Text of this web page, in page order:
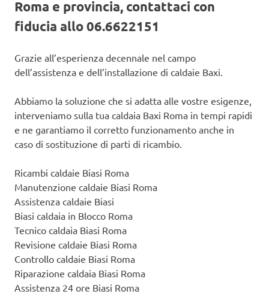
Roma e provincia, contattaci con
fiducia allo 06.6622151
Grazie all’esperienza decennale nel campo
dell’assistenza e dell’installazione di caldaie Baxi.
Abbiamo la soluzione che si adatta alle vostre esigenze,
interveniamo sulla tua caldaia Baxi Roma in tempi rapidi
e ne garantiamo il corretto funzionamento anche in
caso di sostituzione di parti di ricambio.
Ricambi caldaie Biasi Roma
Manutenzione caldaie Biasi Roma
Assistenza caldaie Biasi
Biasi caldaia in Blocco Roma
Tecnico caldaia Biasi Roma
Revisione caldaie Biasi Roma
Controllo caldaie Biasi Roma
Riparazione caldaia Biasi Roma
Assistenza 24 ore Biasi Roma